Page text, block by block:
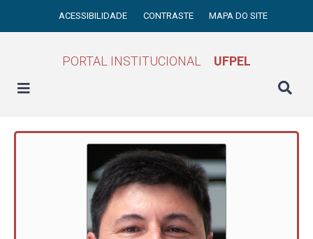
ACESSIBILIDADE CONTRASTE MAPA DO SITE
PORTAL INSTITUCIONAL UFPEL